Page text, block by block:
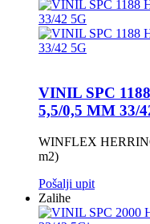
VINIL SPC
5,5/0,5 MM 33/
WINFLEX
m2)
Pošalji upit
Zalihe